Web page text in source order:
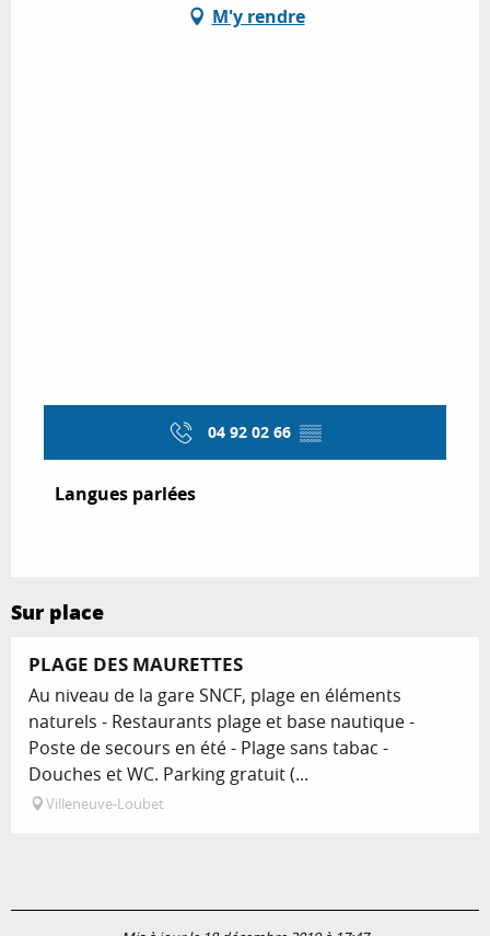
M'y rendre
04 92 02 66 ▒▒
Langues parlées
Langues parlées
Sur place
PLAGE DES MAURETTES
Au niveau de la gare SNCF, plage en éléments
naturels - Restaurants plage et base nautique -
Poste de secours en été - Plage sans tabac -
Douches et WC. Parking gratuit (...
Villeneuve-Loubet